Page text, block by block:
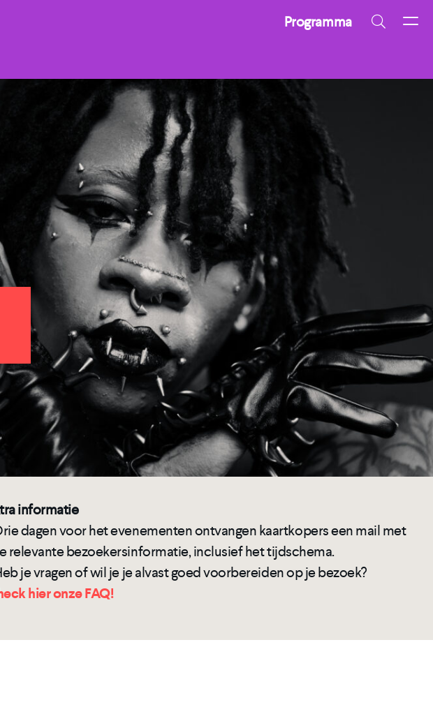
Programma
informatie
dagen voor het evenementen ontvangen kaartkopers een mail met
relevante bezoekersinformatie, inclusief het tijdschema.
je vragen of wil je je alvast goed voorbereiden op je bezoek?
hier onze FAQ!